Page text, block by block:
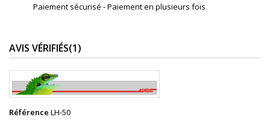
Paiement sécurisé - Paiement en plusieurs fois
AVIS VÉRIFIÉS(1)
Référence LH-50